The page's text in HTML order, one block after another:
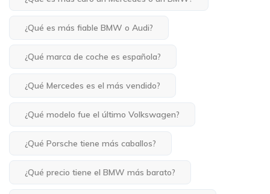
¿Qué es más fiable BMW o Audi?
¿Qué marca de coche es española?
¿Qué Mercedes es el más vendido?
¿Qué modelo fue el último Volkswagen?
¿Qué Porsche tiene más caballos?
¿Qué precio tiene el BMW más barato?